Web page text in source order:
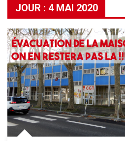
JOUR : 4 MAI 2020